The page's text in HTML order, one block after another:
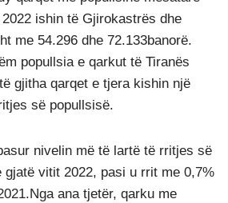
ishin të Gjirokastrës dhe
me 54.296 dhe 72.133banorë.
popullsia e qarkut të Tiranës
gjitha qarqet e tjera kishin një
së popullsisë.
nivelin më të lartë të rritjes së
gjatë vitit 2022, pasi u rrit me 0,7%
ana tjetër, qarku me